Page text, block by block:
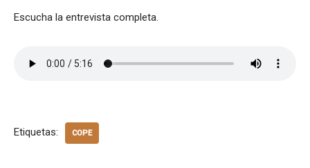
Escucha la entrevista completa.
Etiquetas: COPE